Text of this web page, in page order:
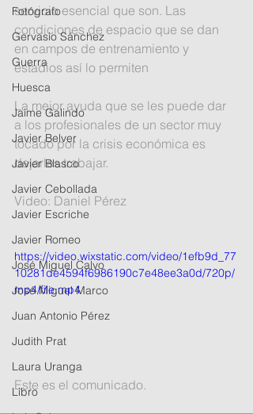
Fotógrafo
Gervasio Sánchez
Guerra
Huesca
Jaime Galindo
Javier Belver
Javier Blasco
Javier Cebollada
Javier Escriche
Javier Romeo
José Miguel Calvo
José Miguel Marco
Juan Antonio Pérez
Judith Prat
Laura Uranga
Libro
servicio esencial que son. Las
condiciones de espacio que se dan
en campos de entrenamiento y
estadios así lo permiten
La mejor ayuda que se les puede dar
a los profesionales de un sector muy
tocado por la crisis económica es
dejarles trabajar.
Video: Daniel Pérez
https://video.wixstatic.com/video/1efb9d_77
10281de4594f6986190c7e48ee3a0d/720p/
mp4/file.mp4
Este es el comunicado.